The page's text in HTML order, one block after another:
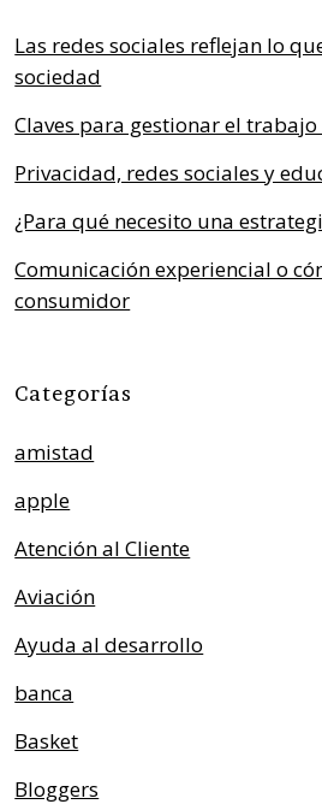
Las redes sociales reflejan lo
sociedad
Claves para gestionar el
Privacidad, redes sociales y
¿Para qué necesito una
Comunicación experiencial o
consumidor
Categorías
amistad
apple
Atención al Cliente
Aviación
Ayuda al desarrollo
banca
Basket
Bloggers